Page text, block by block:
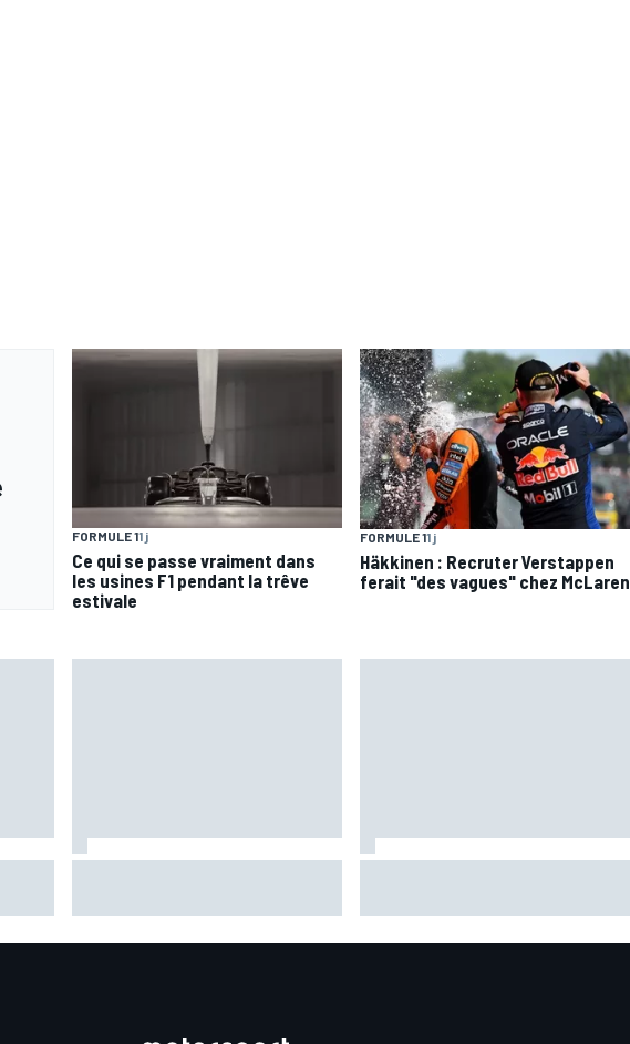
FORMULE 11 j
Ce qui se passe vraiment dans
les usines F1 pendant la trêve
estivale
FORMULE 11 j
Häkkinen : Recruter Verstappen
ferait "des vagues" chez McLaren
bascule mentale"
d'Acosta